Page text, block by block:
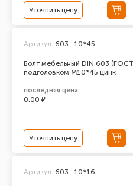
Уточнить цену
Болт мебельный DIN 603
подголовком М10*45 цинк
Артикул: 603- 10*45
последняя цена:
0.00 ₽
Уточнить цену
Артикул: 603- 10*16